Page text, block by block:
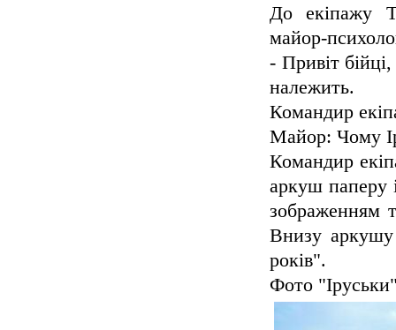
До екіпажу
майор-
- Привіт
належить.
Командир
Майор: Чому
Командир
аркуш паперу
зображенням
Внизу аркушу
років".
Фото